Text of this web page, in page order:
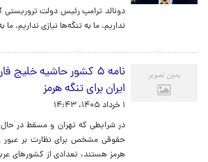
دونالد ترامپ رئیس دولت تروریستی
نداریم. ما به تنگه‌ها نیازی نداریم.
نامه ۵ کشور حاشیه
ایران برای تنگه هرمز
۱ خرداد ۱۴۰۵، ۱۴:۴۳
در شرایطی که تهران و مسقط در حال
حقوقی مشخص برای نظارت بر عبور
هرمز هستند، تعدادی از کشورهای